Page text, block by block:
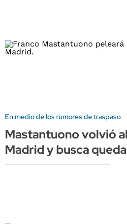
En medio de los rumores de traspaso
Mastantuono volvió
Madrid y busca